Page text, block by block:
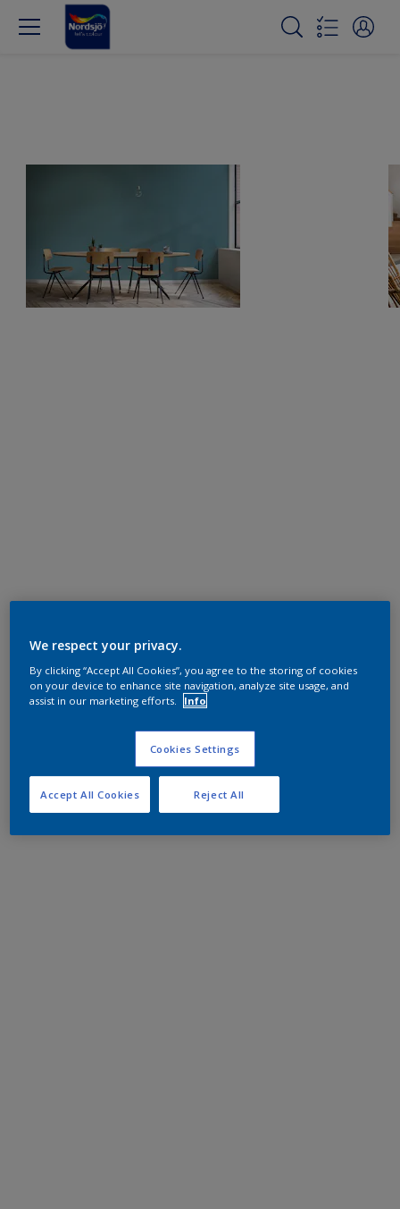
We respect your privacy.
By clicking “Accept All Cookies”, you agree to the storing of cookies
on your device to enhance site navigation, analyze site usage, and
assist in our marketing efforts.
Info
Cookies Settings
Reject All
Accept All Cookies